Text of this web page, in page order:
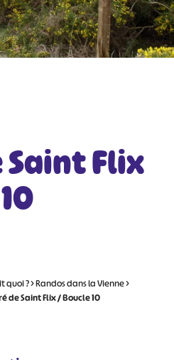
Saint Flix
quoi ?>Randos dans la Vienne>
de Saint Flix / Boucle 10